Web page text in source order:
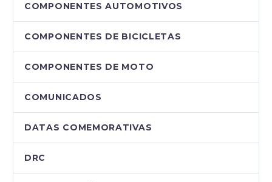
COMPONENTES AUTOMOTIVOS
COMPONENTES DE BICICLETAS
COMPONENTES DE MOTO
COMUNICADOS
DATAS COMEMORATIVAS
DRC